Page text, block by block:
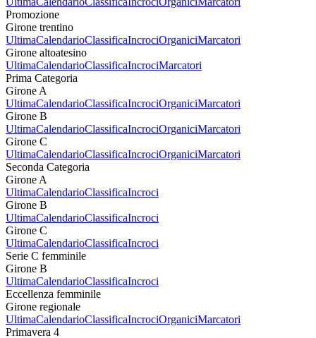
Promozione
Girone trentino
UltimaCalendarioClassificaIncrociOrganiciMarcatori
Girone altoatesino
UltimaCalendarioClassificaIncrociMarcatori
Prima Categoria
Girone A
UltimaCalendarioClassificaIncrociOrganiciMarcatori
Girone B
UltimaCalendarioClassificaIncrociOrganiciMarcatori
Girone C
UltimaCalendarioClassificaIncrociOrganiciMarcatori
Seconda Categoria
Girone A
UltimaCalendarioClassificaIncroci
Girone B
UltimaCalendarioClassificaIncroci
Girone C
UltimaCalendarioClassificaIncroci
Serie C femminile
Girone B
UltimaCalendarioClassificaIncroci
Eccellenza femminile
Girone regionale
UltimaCalendarioClassificaIncrociOrganiciMarcatori
Primavera 4